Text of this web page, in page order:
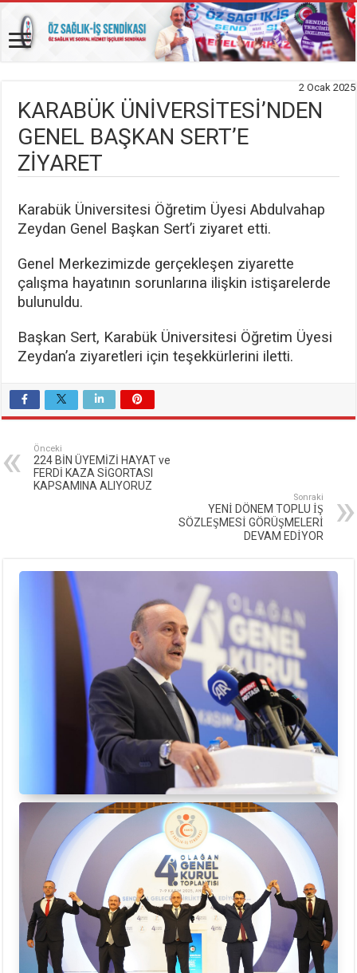
2 Ocak 2025
KARABÜK ÜNİVERSİTESİ’NDEN
GENEL BAŞKAN SERT’E
ZİYARET
Karabük Üniversitesi Öğretim Üyesi Abdulvahap
Zeydan Genel Başkan Sert’i ziyaret etti.
Genel Merkezimizde gerçekleşen ziyarette
çalışma hayatının sorunlarına ilişkin istişarelerde
bulunuldu.
Başkan Sert, Karabük Üniversitesi Öğretim Üyesi
Zeydan’a ziyaretleri için teşekkürlerini iletti.
Önceki
224 BİN ÜYEMİZİ HAYAT ve
FERDİ KAZA SİGORTASI
KAPSAMINA ALIYORUZ
Sonraki
YENİ DÖNEM TOPLU İŞ
SÖZLEŞMESİ GÖRÜŞMELERİ
DEVAM EDİYOR